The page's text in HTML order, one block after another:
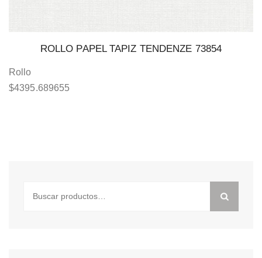
ROLLO PAPEL TAPIZ TENDENZE 73854
Rollo
$4395.689655